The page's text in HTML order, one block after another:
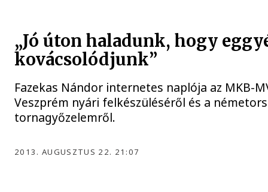
„Jó úton haladunk, hogy
kovácsolódjunk”
Fazekas Nándor internetes naplója az MKB-
Veszprém nyári felkészüléséről és a
tornagyőzelemről.
2013. AUGUSZTUS 22. 21:07